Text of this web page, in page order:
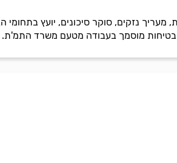
נזקים, סוקר סיכונים, יועץ בתחומי
בטיחות מוסמך בעבודה מטעם משרד התמ'ת.